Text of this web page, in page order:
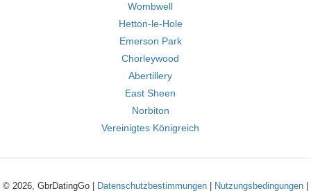
Wombwell
Hetton-le-Hole
Emerson Park
Chorleywood
Abertillery
East Sheen
Norbiton
Vereinigtes Königreich
© 2026, GbrDatingGo | Datenschutzbestimmungen Nutzungsbedingungen